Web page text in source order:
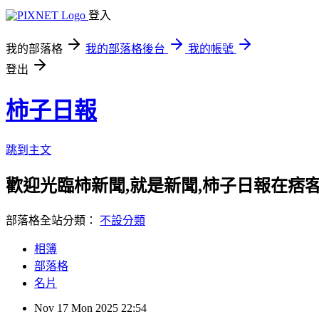
登入
我的部落格 我的部落格後台
我的帳號
登出
柿子日報
跳到主文
歡迎光臨柿新聞,就是新聞,柿子日報在痞
部落格全站分類： 不設分類
相簿
部落格
名片
Nov 17 Mon 2025 22:54